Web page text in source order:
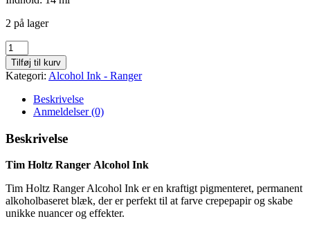
2 på lager
Monsoon
-
214
antal
Tilføj til kurv
Kategori: Alcohol Ink - Ranger
Beskrivelse
Anmeldelser (0)
Beskrivelse
Tim Holtz Ranger Alcohol Ink
Tim Holtz Ranger Alcohol Ink er en kraftigt pigmenteret, permanent
alkoholbaseret blæk, der er perfekt til at farve crepepapir og skabe
unikke nuancer og effekter.